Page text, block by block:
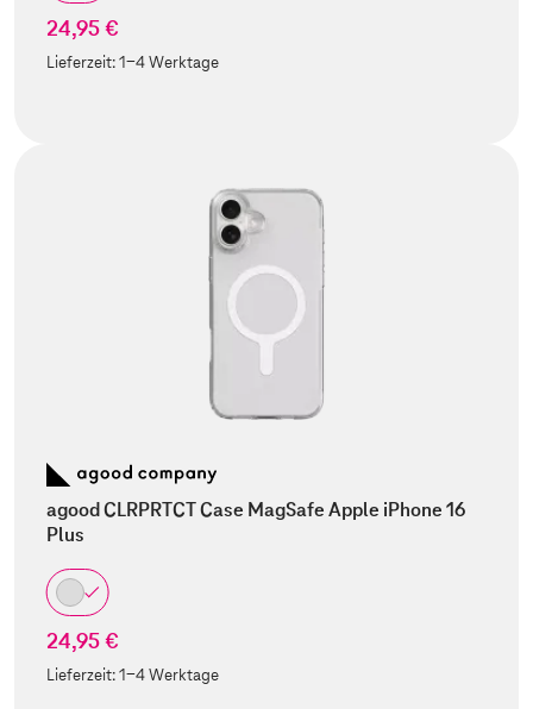
24,95 €
Lieferzeit:1-4 Werktage
agood CLRPRTCT Case MagSafe Apple iPhone 16
Plus
24,95 €
Lieferzeit:1-4 Werktage